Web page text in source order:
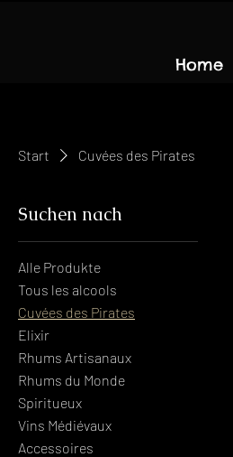
Home
Start Cuvées des Pirates
Suchen nach
Alle Produkte
Tous les alcools
Cuvées des Pirates
Elixir
Rhums Artisanaux
Rhums du Monde
Spiritueux
Vins Médiévaux
Accessoires